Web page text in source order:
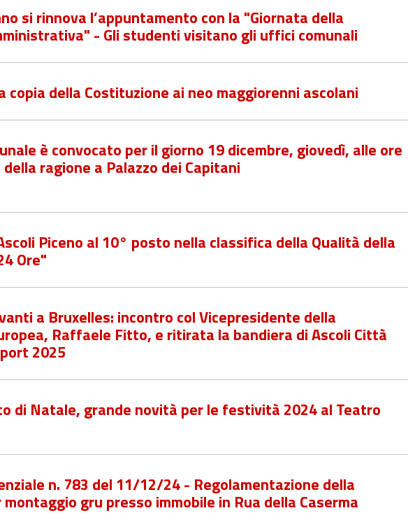
si rinnova l’appuntamento con la "Giornata della
- Gli studenti visitano gli uffici comunali
copia della Costituzione ai neo maggiorenni ascolani
è convocato per il giorno 19 dicembre, giovedì, alle ore
ragione a Palazzo dei Capitani
Piceno al 10° posto nella classifica della Qualità della
Ore"
a Bruxelles: incontro col Vicepresidente della
Raffaele Fitto, e ritirata la bandiera di Ascoli Città
2025
di Natale, grande novità per le festività 2024 al Teatro
n. 783 del 11/12/24 - Regolamentazione della
gru presso immobile in Rua della Caserma